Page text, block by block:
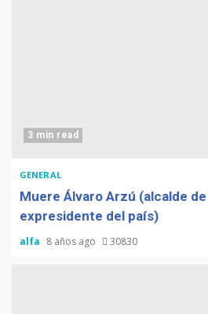
3 min read
GENERAL
Muere Álvaro Arzú (alcalde
expresidente del país)
alfa 8 años ago 30830